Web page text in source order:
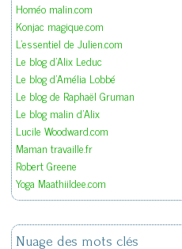
Homéo malin.com
Konjac magique.com
L'essentiel de Julien.com
Le blog d'Alix Leduc
Le blog d'Amélia Lobbé
Le blog de Raphaël Gruman
Le blog malin d'Alix
Lucile Woodward.com
Maman travaille.fr
Robert Greene
Yoga Maathiildee.com
Nuage des mots clés